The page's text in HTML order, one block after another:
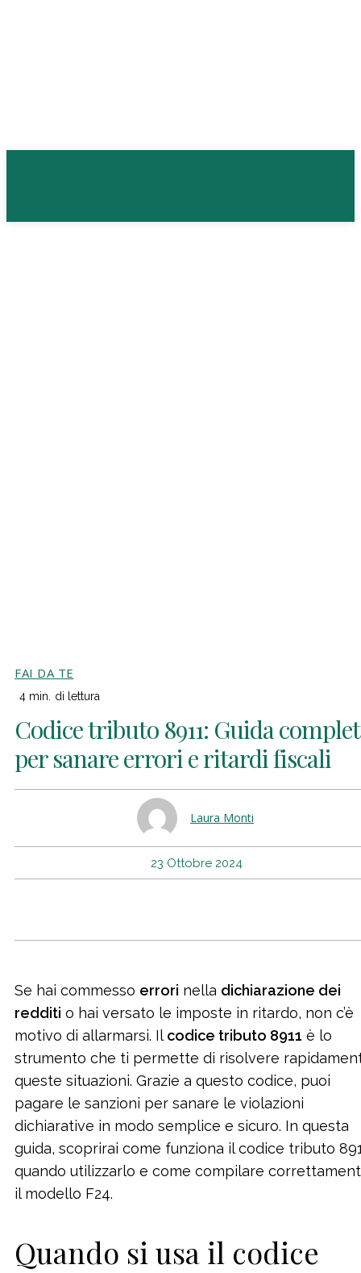
FAI DA TE
4 min. di lettura
Codice tributo 8911: Guida
per sanare errori e ritardi fiscali
Laura Monti
23 Ottobre 2024
Se hai commesso errori nella dichiarazione dei
redditi o hai versato le imposte in ritardo, non c’è
motivo di allarmarsi. Ilcodice tributo 8911 è lo
strumento che ti permette di risolvere
queste situazioni. Grazie a questo codice, puoi
pagare le sanzioni per sanare le violazioni
dichiarative in modo semplice e sicuro. In questa
guida, scoprirai come funziona il codice tributo
quando utilizzarlo e come compilare
il modello F24.
Quando si usa il codice